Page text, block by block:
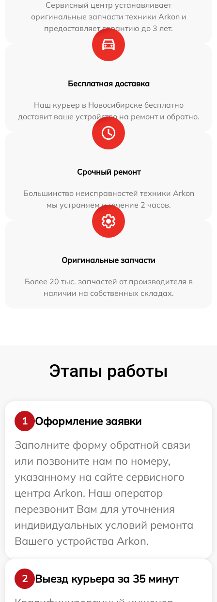
Сервисный центр устанавливает
оригинальные запчасти техники Arkon и
предоставляет гарантию до 3 лет.
Бесплатная доставка
Наш курьер в Новосибирске бесплатно
доставит ваше устройство на ремонт и обратно.
Срочный ремонт
Большинство неисправностей техники Arkon
мы устраняем в течение 2 часов.
Оригинальные запчасти
Более 20 тыс. запчастей от производителя в
наличии на собственных складах.
Этапы работы
1
Оформление заявки
Заполните форму обратной связи
или позвоните нам по номеру,
указанному на сайте сервисного
центра Arkon. Наш оператор
перезвонит Вам для уточнения
индивидуальных условий ремонта
Вашего устройства Arkon.
2
Выезд курьера за 35 минут